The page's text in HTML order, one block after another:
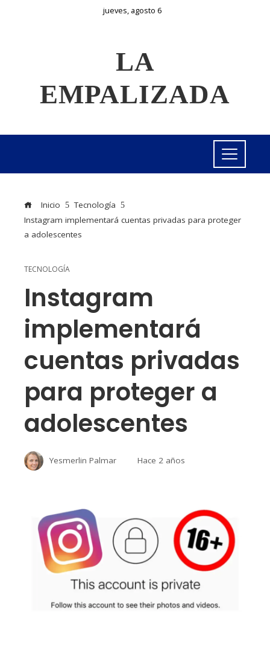
jueves, agosto 6
LA
EMPALIZADA
Inicio
Tecnología
Instagram implementará cuentas privadas para proteger
a adolescentes
TECNOLOGÍA
Instagram
implementará
cuentas privadas
para proteger a
adolescentes
Yesmerlin Palmar Hace 2 años